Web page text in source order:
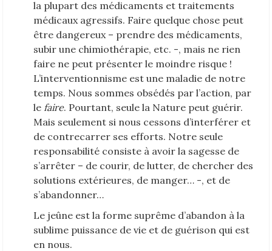
la plupart des médicaments et traitements
médicaux agressifs. Faire quelque chose peut
être dangereux – prendre des médicaments,
subir une chimiothérapie, etc. -, mais ne rien
faire ne peut présenter le moindre risque !
L’interventionnisme est une maladie de notre
temps. Nous sommes obsédés par l’action, par
le faire. Pourtant, seule la Nature peut guérir.
Mais seulement si nous cessons d’interférer et
de contrecarrer ses efforts. Notre seule
responsabilité consiste à avoir la sagesse de
s’arrêter – de courir, de lutter, de chercher des
solutions extérieures, de manger… -, et de
s’abandonner…
Le jeûne est la forme suprême d’abandon à la
sublime puissance de vie et de guérison qui est
en nous.